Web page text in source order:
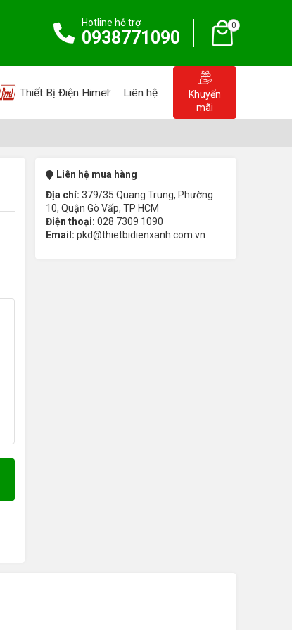
Hotline hỗ trợ
0938771090
0
Thiết Bị Điện Himel Liên hệ
Khuyến
mãi
Liên hệ mua hàng
Địa chỉ: 379/35 Quang Trung, Phường
10, Quận Gò Vấp, TP HCM
Điện thoại: 028 7309 1090
Email: pkd@thietbidienxanh.com.vn